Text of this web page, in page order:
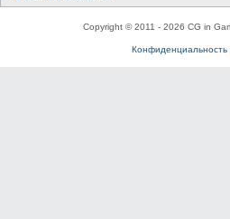
Copyright © 2011 - 2026 CG in
Конфиденциальность